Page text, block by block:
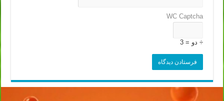
WC Captcha
÷ دو = 3